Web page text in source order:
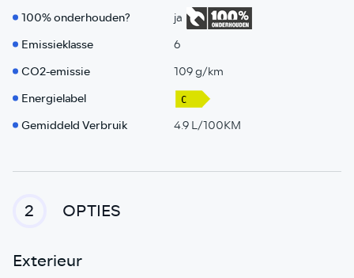
100% onderhouden?
ja
Emissieklasse
6
CO2-emissie
109 g/km
Energielabel
Gemiddeld Verbruik
4.9 L/100KM
2 OPTIES
Exterieur